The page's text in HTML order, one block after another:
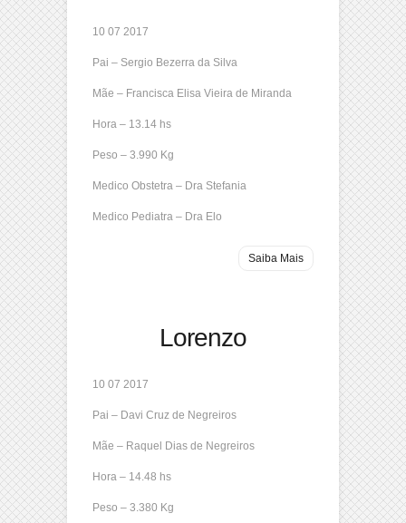
10 07 2017
Pai – Sergio Bezerra da Silva
Mãe – Francisca Elisa Vieira de Miranda
Hora – 13.14 hs
Peso – 3.990 Kg
Medico Obstetra – Dra Stefania
Medico Pediatra – Dra Elo
Saiba Mais
Lorenzo
10 07 2017
Pai – Davi Cruz de Negreiros
Mãe – Raquel Dias de Negreiros
Hora – 14.48 hs
Peso – 3.380 Kg